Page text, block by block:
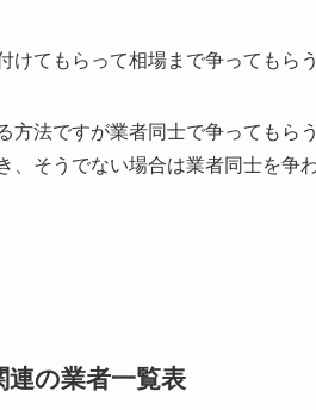
けてもらって相場まで争ってもら
方法ですが業者同士で争ってもら
、そうでない場合は業者同士を争
の業者一覧表